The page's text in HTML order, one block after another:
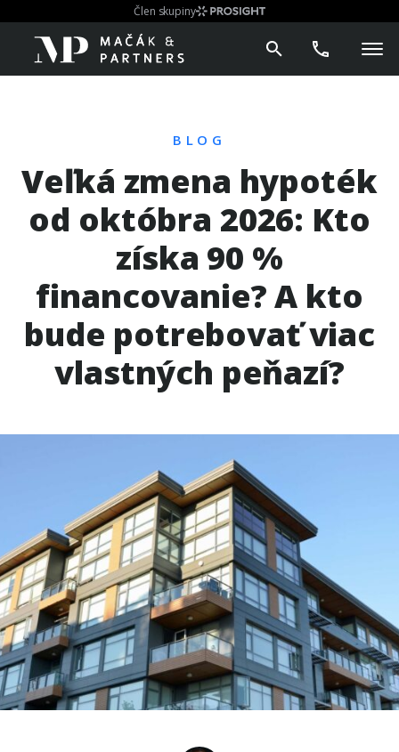
Člen skupiny
BLOG
Veľká zmena hypoték
od októbra 2026: Kto
získa 90 %
financovanie? A kto
bude potrebovať viac
vlastných peňazí?